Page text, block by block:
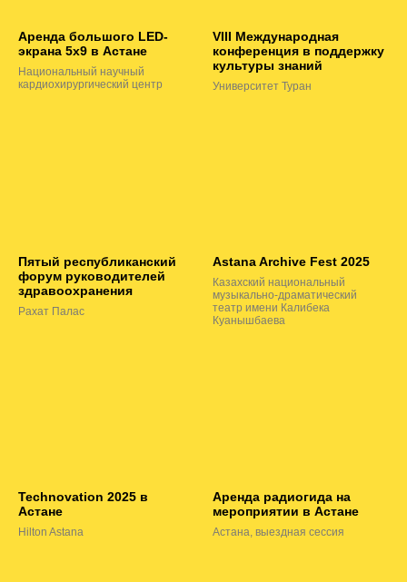
Аренда большого LED-
экрана 5х9 в Астане
Национальный научный
кардиохирургический центр
VIII Международная
конференция в поддержку
культуры знаний
Университет Туран
Пятый республиканский
форум руководителей
здравоохранения
Рахат Палас
Astana Archive Fest 2025
Казахский национальный
музыкально-драматический
театр имени Калибека
Куанышбаева
Technovation 2025 в
Астане
Hilton Astana
Аренда радиогида на
мероприятии в Астане
Астана, выездная сессия